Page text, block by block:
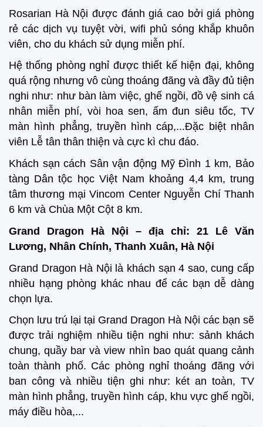
Rosarian Hà Nội được đánh giá cao bởi giá phòng
rẻ các dịch vụ tuyệt vời, wifi phủ sóng khắp khuôn
viên, cho du khách sử dụng miễn phí.
Hệ thống phòng nghỉ được thiết kế hiện đại, không
quá rộng nhưng vô cùng thoáng đãng và đầy đủ tiện
nghi như: như bàn làm việc, ghế ngồi, đồ vệ sinh cá
nhân miễn phí, vòi hoa sen, ấm đun siêu tốc, TV
màn hình phẳng, truyền hình cáp,...Đặc biệt nhân
viên Lễ tân thân thiện và cực kì chu đáo.
Khách sạn cách Sân vận động Mỹ Đình 1 km, Bảo
tàng Dân tộc học Việt Nam khoảng 4,4 km, trung
tâm thương mại Vincom Center Nguyễn Chí Thanh
6 km và Chùa Một Cột 8 km.
Grand Dragon Hà Nội – địa chỉ: 21 Lê Văn
Lương, Nhân Chính, Thanh Xuân, Hà Nội
Grand Dragon Hà Nội là khách sạn 4 sao, cung cấp
nhiều hạng phòng khác nhau để các bạn dễ dàng
chọn lựa.
Chọn lưu trú lại tại Grand Dragon Hà Nội các bạn sẽ
được trải nghiệm nhiều tiện nghi như: sảnh khách
chung, quầy bar và view nhìn bao quát quang cảnh
toàn thành phố. Các phòng nghỉ thoáng đãng với
ban công và nhiều tiện ghi như: két an toàn, TV
màn hình phẳng, truyền hình cáp, khu vực ghế ngồi,
máy điều hòa,...